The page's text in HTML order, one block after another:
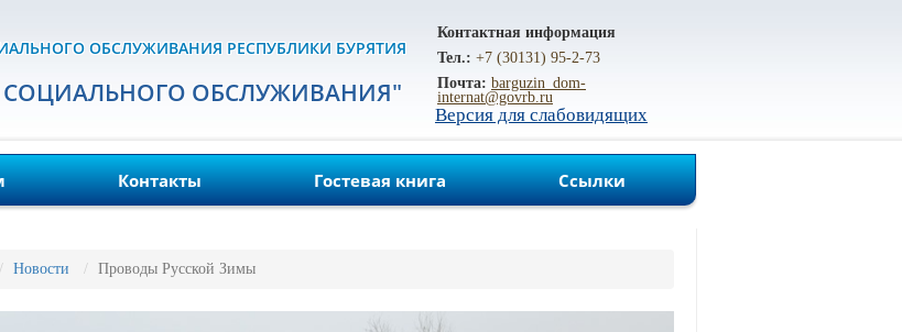
ОБСЛУЖИВАНИЯ РЕСПУБЛИКИ БУРЯТИЯ
ОБСЛУЖИВАНИЯ"
Контактная информация
Тел.: +7 (30131) 95-2-73
Почта: barguzin_dom-
internat@govrb.ru
Версия для слабовидящих
Контакты Гостевая книга Ссылки
Новости Проводы Русской Зимы